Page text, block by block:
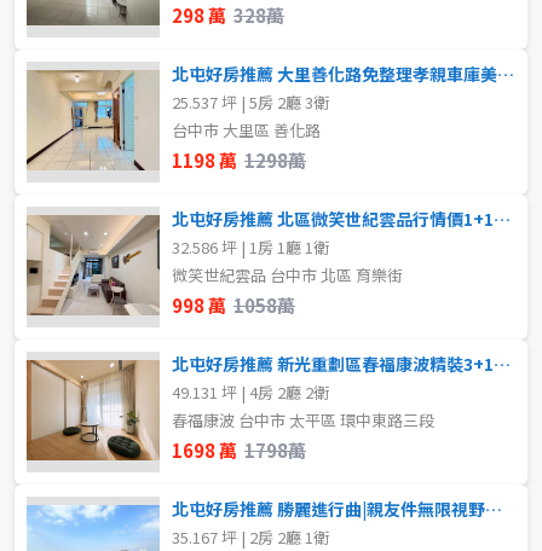
~ 坪
樓層
不拘
地下室
1樓 2樓
3樓
5~10樓 11~20樓
21樓以上
~ 樓
60~70 坪 70~80 坪
80坪以上
樓層
不拘
1樓 2樓
3樓
5~10樓 11~20樓
298 萬 328萬
北屯好房推薦 大里善化路免整理孝親車庫美稀有透天
25.537 坪 | 5房 2廳 3衛
台中市 大里區 善化路
1198 萬 1298萬
北屯好房推薦 北區微笑世紀雲品行情價1+1房大平車
32.586 坪 | 1房 1廳 1衛
微笑世紀雲品 台中市 北區 育樂街
998 萬 1058萬
北屯好房推薦 新光重劃區春福康波精裝3+1房平車露臺戶
49.131 坪 | 4房 2廳 2衛
春福康波 台中市 太平區 環中東路三段
1698 萬 1798萬
北屯好房推薦 勝麗進行曲|親友件無限視野次頂樓2房平車
35.167 坪 | 2房 2廳 1衛